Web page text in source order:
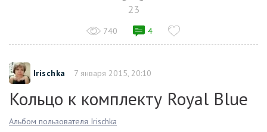
23
740 4
Irischka 7 января 2015, 20:10
Кольцо к комплекту Royal Blue
Альбом пользователя Irischka